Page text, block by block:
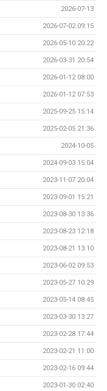
2026-07-13
2026-07-02 09:15
2026-05-10 20:22
2026-03-31 20:54
2026-01-12 08:00
2026-01-12 07:53
2025-09-25 15:14
2025-02-05 21:36
2024-10-05
2024-09-03 15:04
2023-11-07 20:04
2023-09-01 15:21
2023-08-30 13:36
2023-08-23 12:18
2023-08-21 13:10
2023-06-02 09:53
2023-05-27 10:29
2023-05-14 08:45
2023-03-30 13:27
2023-02-28 17:44
2023-02-21 11:00
2023-02-16 09:44
2023-01-30 02:40